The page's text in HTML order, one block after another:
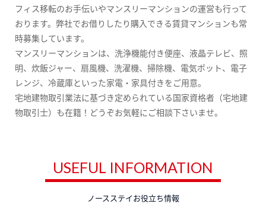
フィス移転のお手伝いやマンスリーマンションの運営も行って
おります。弊社でお借りしたり購入できる賃貸マンションも常
時募集しています。
マンスリーマンションは、洗浄機能付き便座、液晶テレビ、照
明、炊飯ジャー、扇風機、洗濯機、掃除機、電気ポット、電子
レンジ、冷蔵庫といった家電・家具付きをご用意。
宅地建物取引業法に基づき定められている国家資格者（宅地建
物取引士）も在籍！どうぞお気軽にご相談下さいませ。
USEFUL INFORMATION
ノースステイお役立ち情報